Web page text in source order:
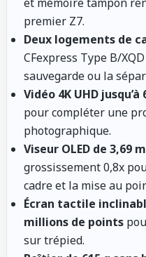
premier Z7.
Deux logements de
CFexpress Type B/
sauvegarde ou la
Vidéo 4K UHD jusqu’à
pour compléter une
photographique.
Viseur OLED de 3,69
grossissement 0,8x
cadre et la mise au
Écran tactile
millions de points
sur trépied.